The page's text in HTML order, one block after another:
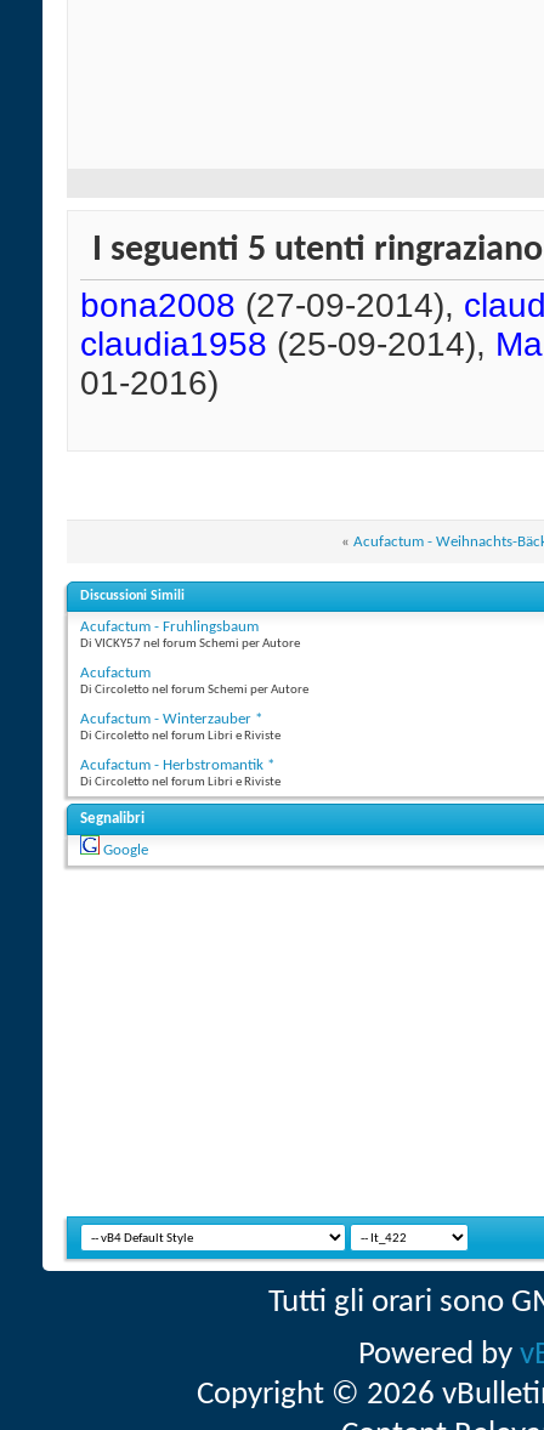
I seguenti 5 utenti
bona2008 (27-09-2014),
claudia1958 (25-09-2014),
01-2016)
« Acufactum - Weihnachts-
Discussioni Simili
Acufactum - Fruhlingsbaum
Di VICKY57 nel forum Schemi per Autore
Acufactum
Di Circoletto nel forum Schemi per Autore
Acufactum - Winterzauber *
Di Circoletto nel forum Libri e Riviste
Acufactum - Herbstromantik *
Di Circoletto nel forum Libri e Riviste
Segnalibri
Google
Tutti gli orari sono
Powered by
Copyright © 2026